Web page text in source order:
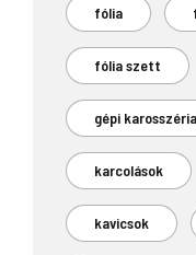
fólia
fólia szett
gépi
karcolások
kavicsok